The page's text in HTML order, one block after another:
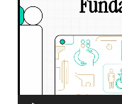
vídeo